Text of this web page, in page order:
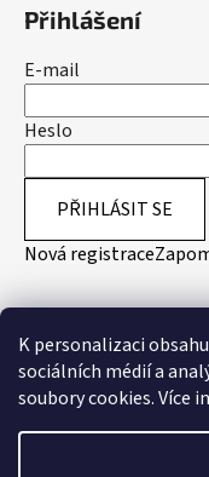
K personalizaci
sociálních médií a
soubory cookies. Více
Přihlášení
E-mail
Heslo
PŘIHLÁSIT SE
Nová registrace
Přijímáme